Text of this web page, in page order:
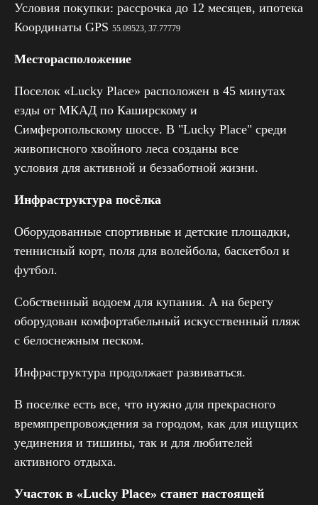
Условия покупки: рассрочка до 12 месяцев, ипотека
Координаты GPS 55.09523, 37.77779
Месторасположение
Поселок «Lucky Place» расположен в 45 минутах
езды от МКАД по Каширскому и
Симферопольскому шоссе. В "Lucky Place" среди
живописного хвойного леса созданы все
условия для активной и беззаботной жизни.
Инфраструктура посёлка
Оборудованные спортивные и детские площадки,
теннисный корт, поля для волейбола, баскетбол и
футбол.
Собственный водоем для купания. А на берегу
оборудован комфортабельный искусственный пляж
с белоснежным песком.
Инфраструктура продолжает развиваться.
В поселке есть все, что нужно для прекрасного
времяпрепровождения за городом, как для ищущих
уединения и тишины, так и для любителей
активного отдыха.
Участок в «Lucky Place» станет настоящей
+7 964 725 12 98
info@zembroker.com